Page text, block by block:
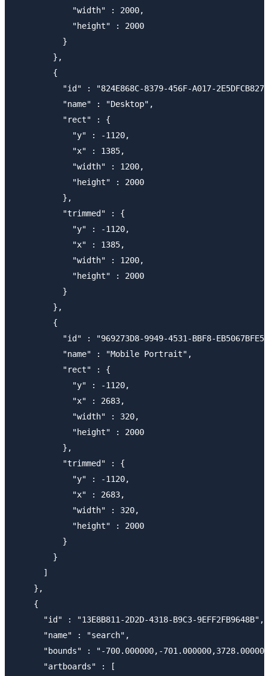
            "width" : 2000,
            "height" : 2000
          }
        },
        {
"id" : "824E868C-8379-456F-A017-
          "name" : "Desktop",
          "rect" : {
            "y" : -1120,
            "x" : 1385,
            "width" : 1200,
            "height" : 2000
          },
          "trimmed" : {
            "y" : -1120,
            "x" : 1385,
            "width" : 1200,
            "height" : 2000
          }
        },
        {
"id" : "969273D8-9949-4531-BBF8-
          "name" : "Mobile Portrait",
          "rect" : {
            "y" : -1120,
            "x" : 2683,
            "width" : 320,
            "height" : 2000
          },
          "trimmed" : {
            "y" : -1120,
            "x" : 2683,
            "width" : 320,
            "height" : 2000
          }
        }
      ]
    },
    {
      "id" : "13E8B811-2D2D-4318-B9C3-9EFF2FB9648B",
      "name" : "search",
"bounds" : "-700.000000,-
      "artboards" : [